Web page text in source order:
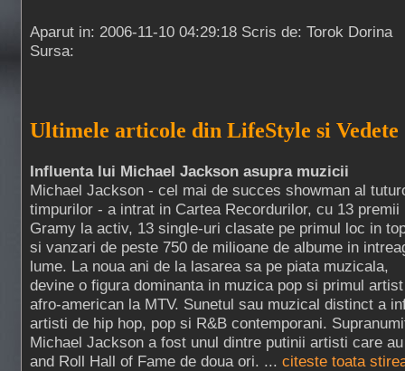
Aparut in: 2006-11-10 04:29:18 Scris de: Torok Dorina
Sursa:
Ultimele articole din LifeStyle si Vedete
Influenta lui Michael Jackson asupra muzicii
Michael Jackson - cel mai de succes showman al
timpurilor - a intrat in Cartea Recordurilor, cu 13 premii
Gramy la activ, 13 single-uri clasate pe primul loc in
si vanzari de peste 750 de milioane de albume in
lume. La noua ani de la lasarea sa pe piata muzicala,
devine o figura dominanta in muzica pop si primul artist
afro-american la MTV. Sunetul sau muzical distinct a
artisti de hip hop, pop si R&B contemporani.
Michael Jackson a fost unul dintre putinii artisti care
and Roll Hall of Fame de doua ori. ... citeste toata